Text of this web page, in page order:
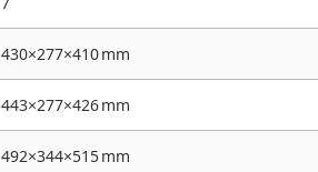
430×277×410 mm
443×277×426 mm
492×344×515 mm